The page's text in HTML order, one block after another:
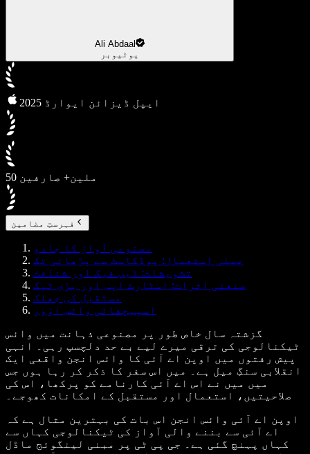
Ali Abdaal
یوٹیوبر
2025 ایپل ڈیزائن ایوارڈ
50 ملین+ صارفین
فہرستِ مضامین
مصنوعی آواز کا جادو
عملی استعمال: پوڈکاسٹ سے پڑھائی تک
تشویشات: ڈیپ فیک اور شناخت
صنعتی اثرات: اسٹارٹ اپس اور بڑی ٹیک
مستقبل کی جھلک
اسپیچفائی وائس اوور
گزشتہ سال خاص طور پر مصنوعی ذہانت میں وائس
ٹیکنالوجی کی ترقی میرے لیے بے حد دلچسپ رہی۔ انہی
پیش رفتوں میں اوپن اے آئی کا وائس انجن واقعی ایک
انقلابی سنگِ میل ہے۔ میں اس سفر کا ذکر کر رہا ہوں جس
میں میں نے اس اے آئی کارنامے کو پرکھا، اس کی
صلاحیتیں، استعمال اور مستقبل کے امکانات کھوجے۔
اوپن اے آئی وائس انجن اس بات کی بہترین مثال ہے کہ
اے آئی سے بننے والی آواز کی ٹیکنالوجی کہاں سے
کہاں پہنچ گئی ہے۔ جی پی ٹی پر مبنی لینگوئج ماڈل